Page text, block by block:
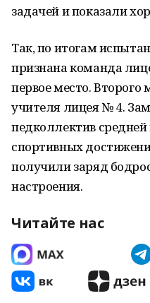
задачей и показали
Так, по итогам
признана команда
первое место. Второго
учителя лицея № 4.
педколлектив
спортивных
получили заряд
настроения.
Читайте нас